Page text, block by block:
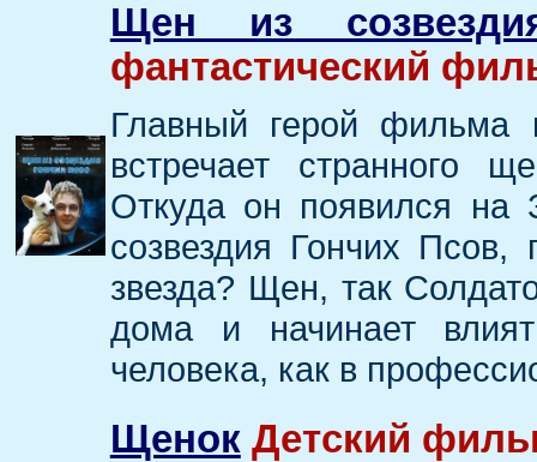
Щен из
фантастический
Главный герой фильма
встречает странного
Откуда он появился на
созвездия Гончих
звезда? Щен, так
дома и начинает
человека, как в
Щенок Детский